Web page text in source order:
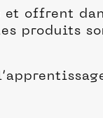
et offrent
produits